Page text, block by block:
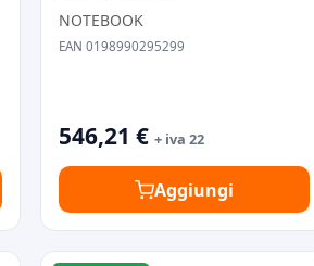
NOTEBOOK
EAN 0198990295299
546,21 € + iva 22
Aggiungi